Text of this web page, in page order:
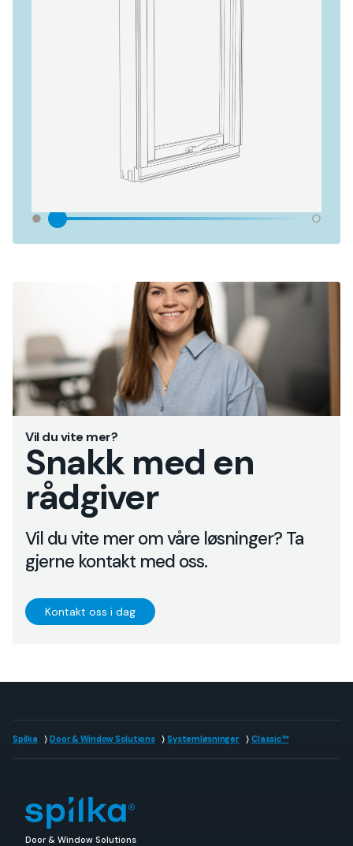
Vil du vite mer?
Snakk med en
rådgiver
Vil du vite mer om våre løsninger? Ta
gjerne kontakt med oss.
Kontakt oss i dag
Spilka Door & Window Solutions Systemløsninger Classic™
Door & Window Solutions